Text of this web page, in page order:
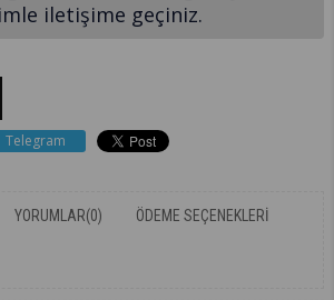
iletişime geçiniz.
Telegram
YORUMLAR(0) ÖDEME SEÇENEKLERI